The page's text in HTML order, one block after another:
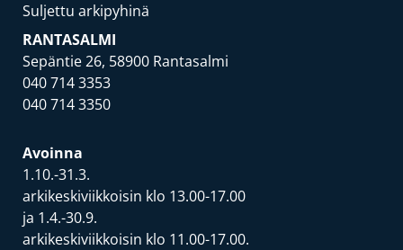
Suljettu arkipyhinä
RANTASALMI
Sepäntie 26, 58900 Rantasalmi
040 714 3353
040 714 3350
Avoinna
1.10.-31.3.
arkikeskiviikkoisin klo 13.00-17.00
ja 1.4.-30.9.
arkikeskiviikkoisin klo 11.00-17.00.